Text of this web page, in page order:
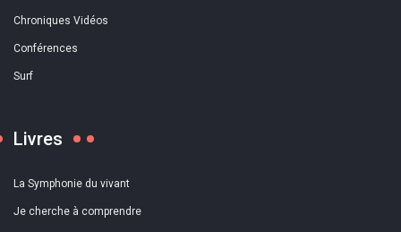
Chroniques Vidéos
Conférences
Surf
Livres
La Symphonie du vivant
Je cherche à comprendre